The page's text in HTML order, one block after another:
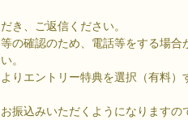
き、ご返信ください。
の確認のため、電話等をする場合
。
りエントリー特典を選択（有料）
振込みいただくようになりますの